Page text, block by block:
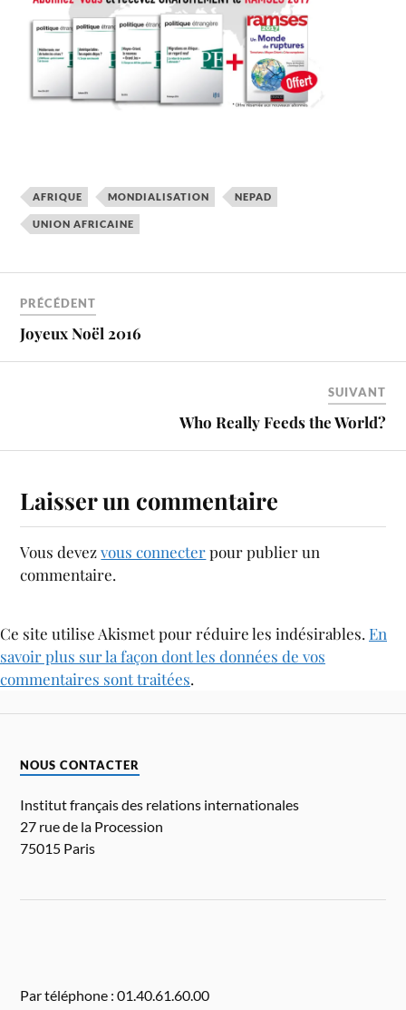
AFRIQUE MONDIALISATION NEPAD
UNION AFRICAINE
PRÉCÉDENT
Joyeux Noël 2016
SUIVANT
Who Really Feeds the World?
Laisser un commentaire
Vous devezvous connecterpour publier un
commentaire.
Ce site utilise Akismet pour réduire les indésirables. En
savoir plus sur la façon dont les données de vos
commentaires sont traitées.
NOUS CONTACTER
Institut français des relations internationales
27 rue de la Procession
75015 Paris
Par téléphone : 01.40.61.60.00